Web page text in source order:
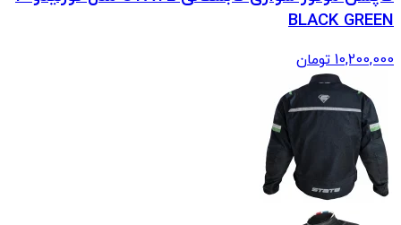
BLACK GREEN
10,200,000 تومان